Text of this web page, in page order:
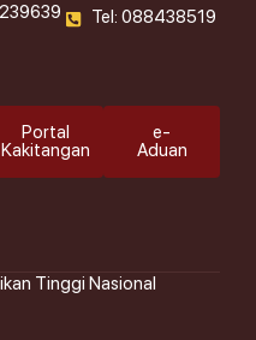
Tinggi Nasional
Tel: 088438519
Portal
Kakitangan
e-
Aduan